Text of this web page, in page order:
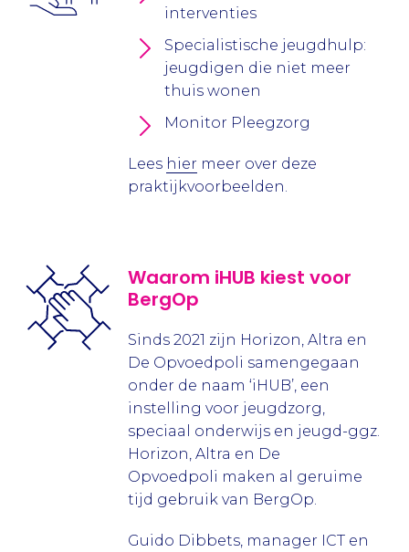
interventies
Specialistische jeugdhulp:
jeugdigen die niet meer
thuis wonen
Monitor Pleegzorg
Lees hier meer over deze
praktijkvoorbeelden.
Waarom iHUB kiest voor
BergOp
Sinds 2021 zijn Horizon, Altra en
De Opvoedpoli samengegaan
onder de naam ‘iHUB’, een
instelling voor jeugdzorg,
speciaal onderwijs en jeugd-ggz.
Horizon, Altra en De
Opvoedpoli maken al geruime
tijd gebruik van BergOp.
Guido Dibbets, manager ICT en